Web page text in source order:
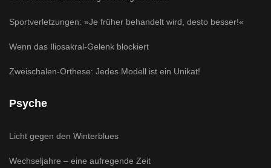
Sportverletzungen: »Je früher behandelt wird, desto besser!«
Wenn das Iliosakral-Gelenk blockiert
Zweischalen-Orthese: Jedes Modell ist ein Unikat!
Psyche
Licht gegen den Winterblues
Wechseljahre – eine aufregende Zeit